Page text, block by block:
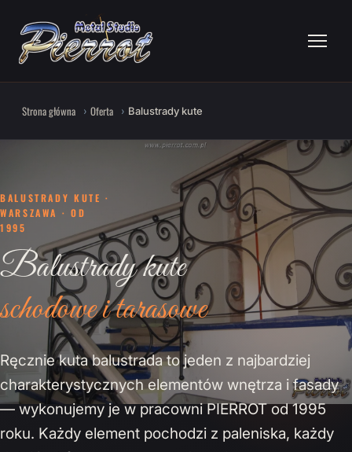
Strona główna Oferta Balustrady kute
BALUSTRADY KUTE ·
WARSZAWA · OD
1995
Balustrady kute
schodowe i tarasowe
Ręcznie kuta balustrada to jeden z najbardziej
charakterystycznych elementów wnętrza i fasady
— wykonujemy je w pracowni PIERROT od 1995
roku. Każdy element pochodzi z paleniska, każdy